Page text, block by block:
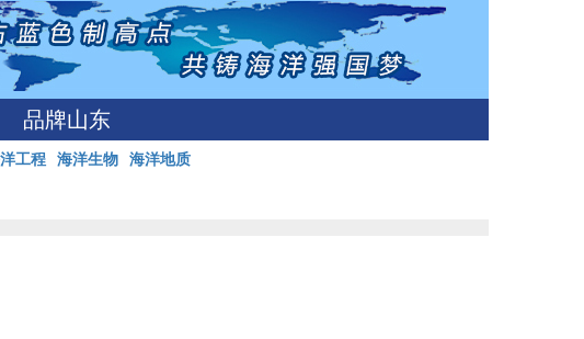
品牌山东
工程 海洋生物 海洋地质